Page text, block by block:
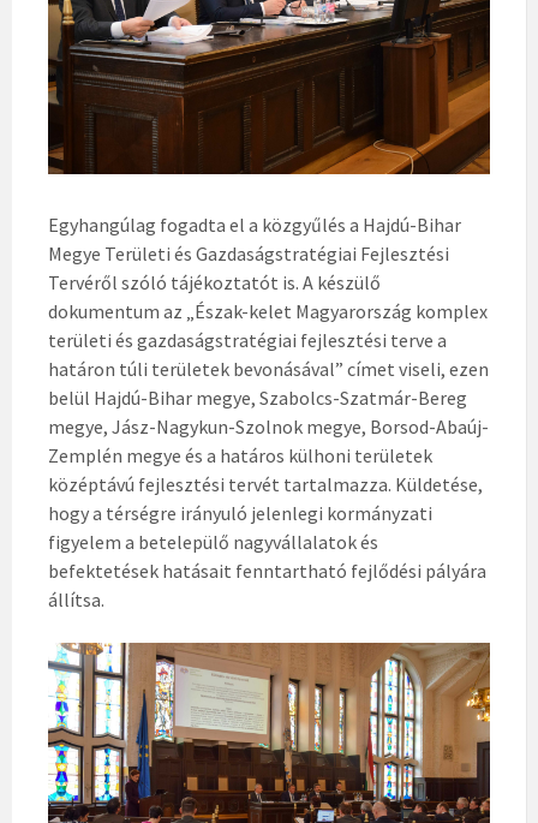
Egyhangúlag fogadta el a közgyűlés a Hajdú-Bihar
Megye Területi és Gazdaságstratégiai Fejlesztési
Tervéről szóló tájékoztatót is. A készülő
dokumentum az „Észak-kelet Magyarország komplex
területi és gazdaságstratégiai fejlesztési terve a
határon túli területek bevonásával” címet viseli, ezen
belül Hajdú-Bihar megye, Szabolcs-Szatmár-Bereg
megye, Jász-Nagykun-Szolnok megye, Borsod-Abaúj-
Zemplén megye és a határos külhoni területek
középtávú fejlesztési tervét tartalmazza. Küldetése,
hogy a térségre irányuló jelenlegi kormányzati
figyelem a betelepülő nagyvállalatok és
befektetések hatásait fenntartható fejlődési pályára
állítsa.